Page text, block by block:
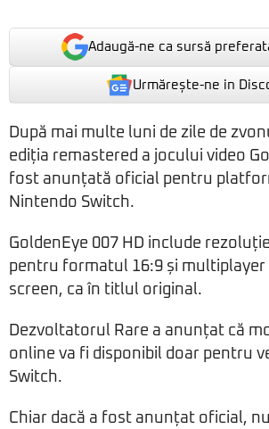
Adaugă-ne ca sursă
Urmărește-ne in
După mai multe luni de zile de
ediția remastered a jocului video
fost anunțată oficial pentru
Nintendo Switch.
GoldenEye 007 HD include
pentru formatul 16:9 și
screen, ca în titlul original.
Dezvoltatorul Rare a anunțat că
online va fi disponibil doar pentru
Switch.
Chiar dacă a fost anunțat oficial,